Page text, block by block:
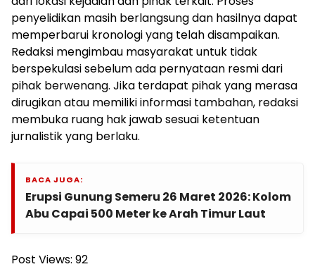
penyelidikan masih berlangsung dan hasilnya dapat
memperbarui kronologi yang telah disampaikan.
Redaksi mengimbau masyarakat untuk tidak
berspekulasi sebelum ada pernyataan resmi dari
pihak berwenang. Jika terdapat pihak yang merasa
dirugikan atau memiliki informasi tambahan, redaksi
membuka ruang hak jawab sesuai ketentuan
jurnalistik yang berlaku.
BACA JUGA:
Erupsi Gunung Semeru 26 Maret 2026: Kolom
Abu Capai 500 Meter ke Arah Timur Laut
Post Views: 92